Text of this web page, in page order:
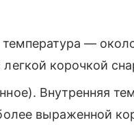
—
корочкой
Внутренняя
выраженной